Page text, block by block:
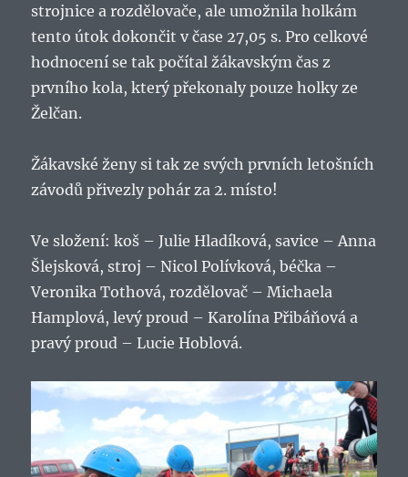
strojnice a rozdělovače, ale umožnila holkám
tento útok dokončit v čase 27,05 s. Pro celkové
hodnocení se tak počítal žákavským čas z
prvního kola, který překonaly pouze holky ze
Želčan.
Žákavské ženy si tak ze svých prvních letošních
závodů přivezly pohár za 2. místo!
Ve složení: koš – Julie Hladíková, savice – Anna
Šlejsková, stroj – Nicol Polívková, béčka –
Veronika Tothová, rozdělovač – Michaela
Hamplová, levý proud – Karolína Přibáňová a
pravý proud – Lucie Hoblová.